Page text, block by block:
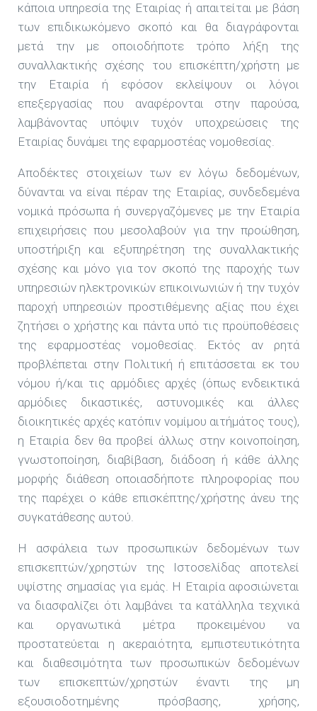
κάποια υπηρεσία της Εταιρίας ή απαιτείται με βάση
των επιδικωκόμενο σκοπό και θα διαγράφονται
μετά την με οποιοδήποτε τρόπο λήξη της
συναλλακτικής σχέσης του επισκέπτη/χρήστη με
την Εταιρία ή εφόσον εκλείψουν οι λόγοι
επεξεργασίας που αναφέρονται στην παρούσα,
λαμβάνοντας υπόψιν τυχόν υποχρεώσεις της
Εταιρίας δυνάμει της εφαρμοστέας νομοθεσίας.
Αποδέκτες στοιχείων των εν λόγω δεδομένων,
δύνανται να είναι πέραν της Εταιρίας, συνδεδεμένα
νομικά πρόσωπα ή συνεργαζόμενες με την Εταιρία
επιχειρήσεις που μεσολαβούν για την προώθηση,
υποστήριξη και εξυπηρέτηση της συναλλακτικής
σχέσης και μόνο για τον σκοπό της παροχής των
υπηρεσιών ηλεκτρονικών επικοινωνιών ή την τυχόν
παροχή υπηρεσιών προστιθέμενης αξίας που έχει
ζητήσει ο χρήστης και πάντα υπό τις προϋποθέσεις
της εφαρμοστέας νομοθεσίας. Εκτός αν ρητά
προβλέπεται στην Πολιτική ή επιτάσσεται εκ του
νόμου ή/και τις αρμόδιες αρχές (όπως ενδεικτικά
αρμόδιες δικαστικές, αστυνομικές και άλλες
διοικητικές αρχές κατόπιν νομίμου αιτήμάτος τους),
η Εταιρία δεν θα προβεί άλλως στην κοινοποίηση,
γνωστοποίηση, διαβίβαση, διάδοση ή κάθε άλλης
μορφής διάθεση οποιασδήποτε πληροφορίας που
της παρέχει ο κάθε επισκέπτης/χρήστης άνευ της
συγκατάθεσης αυτού.
Η ασφάλεια των προσωπικών δεδομένων των
επισκεπτών/χρηστών της Ιστοσελίδας αποτελεί
υψίστης σημασίας για εμάς. Η Εταιρία αφοσιώνεται
να διασφαλίζει ότι λαμβάνει τα κατάλληλα τεχνικά
και οργανωτικά μέτρα προκειμένου να
προστατεύεται η ακεραιότητα, εμπιστευτικότητα
και διαθεσιμότητα των προσωπικών δεδομένων
των επισκεπτών/χρηστών έναντι της μη
εξουσιοδοτημένης πρόσβασης, χρήσης,